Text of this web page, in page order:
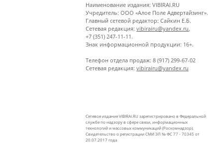
Наименование издания: VIBIRAI.RU
Учредитель: ООО «Алое Поле Адвертайзинг».
Главный сетевой редактор: Сайкин Е.Б.
Сетевая редакция: vibirairu@yandex.ru
+7 (351) 247-11-11.
Знак информационной продукции: 16+.
Телефон отдела продаж: 8 (917) 299-67-02
Сетевая редакция: vibirairu@yandex.ru
Сетевое издание VIBIRAI.RU зарегистрировано в Федеральной
службе по надзору в сфере связи, информационных
технологий и массовых коммуникаций (Роскомнадзор).
Свидетельство о регистрации СМИ ЭЛ № ФС 77 - 70345 от
20.07.2017 года